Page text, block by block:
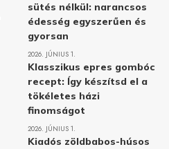
sütés nélkül: narancsos
édesség egyszerűen és
gyorsan
2026. JÚNIUS 1.
Klasszikus epres gombóc
recept: Így készítsd el a
tökéletes házi
finomságot
2026. JÚNIUS 1.
Kiadós zöldbabos-húsos